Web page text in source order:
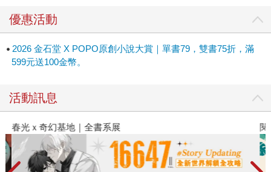
優惠活動
2026 金石堂 X POPO原創小說大賞｜單書79，雙書75折，滿
599元送100金幣。
活動訊息
春光ｘ奇幻基地｜全書系展 閱